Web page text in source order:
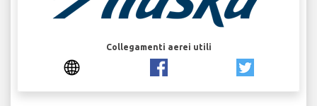
Collegamenti aerei utili